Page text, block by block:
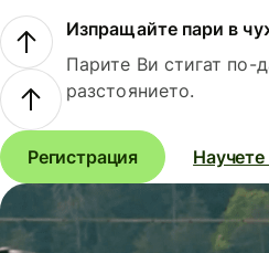
Изпращайте пари в
Парите Ви стигат по-
разстоянието.
Регистрация Научете